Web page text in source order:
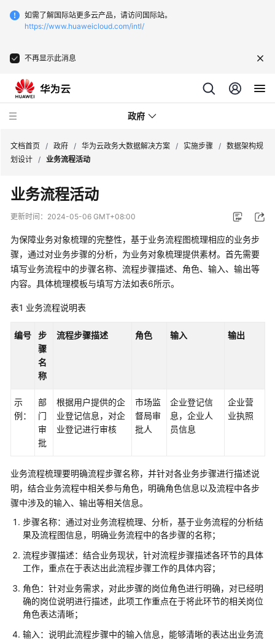
如需了解国际站更多云产品，请访问国际站。
https://www.huaweicloud.com/intl/
不再显示此消息
政府
新
点
软
一
网
统
管
决
案
通
城
管
理
服
务
平
台
解
决
案
华
为
文档首页 / 政府 / 华为云政务大数据解决方案 / 实施步骤 / 数据架构规
划设计 / 业务流程活动
业务流程活动
更新时间： 2024-05-06 GMT+08:00
为保障业务对象梳理的完整性，基于业务流程图梳理相应的业务步
骤，通过对业务步骤的分析，为业务对象梳理提供素材。首先需要
填写业务流程中的步骤名称、流程步骤描述、角色、输入、输出等
内容。具体梳理模板与填写方法如表6所示。
表1 业务流程说明表
编号
步
骤
名
称
流程步骤描述 角色 输入 输出
示
例：
部
门
审
批
根据用户提供的企
业登记信息，对企
业登记进行审核
市场监
督局审
批人
企业登记信
息，企业人
员信息
企业营
业执照
业务流程梳理要明确流程步骤名称，并针对各业务步骤进行描述说
明，结合业务流程中相关参与角色，明确角色信息以及流程中各步
骤中涉及的输入、输出等相关信息。
步骤名称：通过对业务流程梳理、分析，基于业务流程的分析结
果及流程图信息，明确业务流程中的各步骤的名称；
流程步骤描述：结合业务现状，针对流程步骤描述各环节的具体
工作，重点在于表达出此流程步骤工作的具体内容；
角色：针对业务需求，对此步骤的岗位角色进行明确，对已经明
确的岗位说明进行描述，此项工作重点在于将此环节的相关岗位
角色表达清晰；
输入：说明此流程步骤中的输入信息，能够清晰的表达出业务流